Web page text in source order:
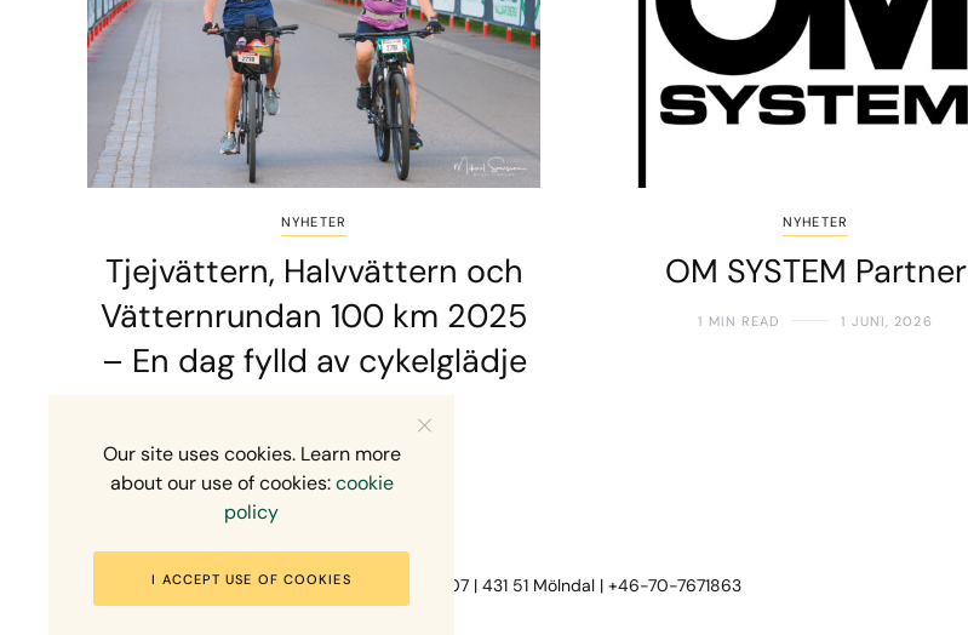
NYHETER
Tjejvättern, Halvvättern och
Vätternrundan 100 km 2025
– En dag fylld av cykelglädje
NYHETER
OM SYSTEM Partner
1 MIN READ 1 JUNI, 2026
Fotograf Mikael Svensson | Gundefjällsgatan 407 | 431 51 Mölndal | +46-70-7671863
Our site uses cookies. Learn more
about our use of cookies:cookie
policy
I ACCEPT USE OF COOKIES